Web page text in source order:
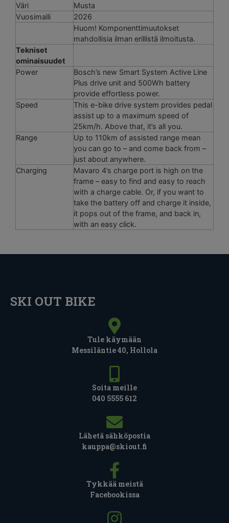
Väri
Musta
Vuosimalli
2026
Huom! Komponenttimuutokset
mahdollisia ilman erillistä ilmoitusta.
Tekniset
ominaisuudet
Power
Bosch’s new Smart System Active Line
Plus drive unit and 500Wh battery
provide effortless power.
Speed
This e-bike drive system provides pedal
assist up to a maximum speed of
25km/h. Above that, it’s all you.
Range
Up to 110km of assisted range mean
you can go to – and come back from –
just about anywhere.
Charging
Mavaro 4’s charge port is high on the
frame – easy to find and easy to reach
with a charge cable. Or, if you want to
take the battery off and charge it inside,
it pops out of the frame, and back in,
with an easy click.
SKI OUT BIKE
Tule käymään
Messiläntie 40, Hollola
Soita meille
040 5555 612
Lähetä sähköpostia
kauppa@skiout.fi
Tykkää meistä
Facebookissa